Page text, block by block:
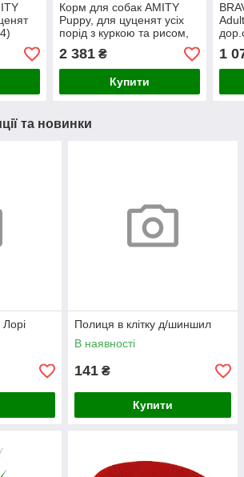
Корм для собак AMITY
Puppy, для цуценят усіх
порід з куркою та рисом,
2 381₴
Купити
1
та новинки
Полиця в клітку д/шиншил
В наявності
141 ₴
Купити